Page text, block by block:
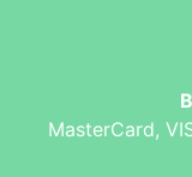
MasterCard,